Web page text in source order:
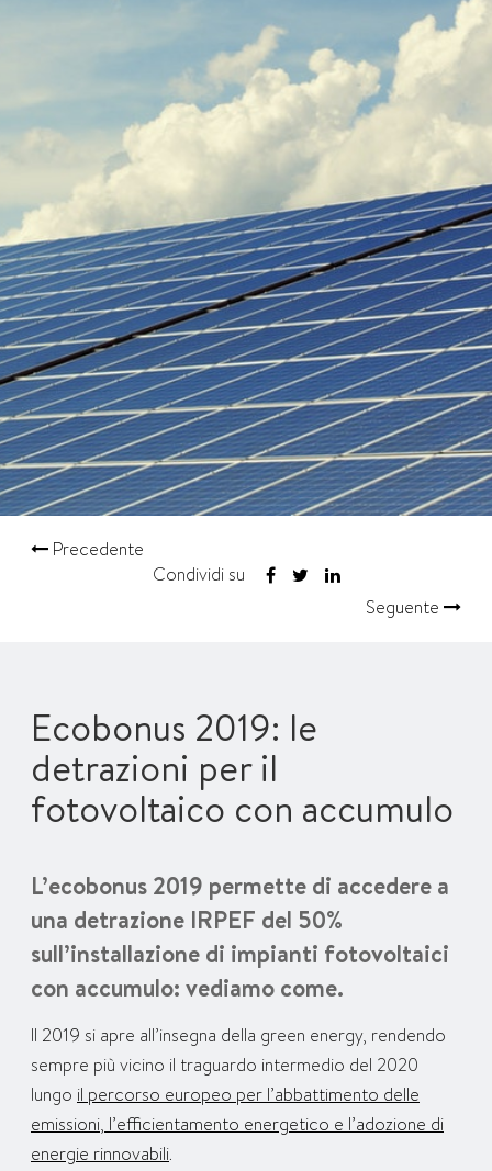
Precedente
Condividi su
Seguente
Ecobonus 2019: le
detrazioni per il
fotovoltaico con accumulo
L’ecobonus 2019 permette di accedere a
una detrazione IRPEF del 50%
sull’installazione di impianti fotovoltaici
con accumulo: vediamo come.
Il 2019 si apre all’insegna della green energy, rendendo
sempre più vicino il traguardo intermedio del 2020
lungo il percorso europeo per l’abbattimento delle
emissioni, l’efficientamento energetico e l’adozione di
energie rinnovabili.